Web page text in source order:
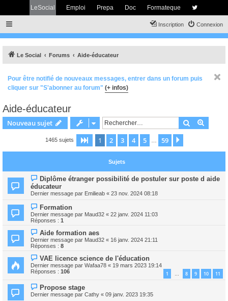
LeSocial Emploi Prepa Doc Formateque
Connexion
Inscription
Le Social Forums Aide-éducateur
Pour être notifié de nouveaux messages, entrer dans un forum puis
cliquer sur "S'abonner au forum" (+ infos)
Aide-éducateur
Nouveau sujet Rechercher
1465 sujets Page 1sur59
1 2 3 4 5 59
Sujets
Diplôme étranger possibilité de postuler sur poste d aide
éducateur
Dernier message par Emilieab « 23 nov. 2024 08:18
Formation
Dernier message par Maud32 « 22 janv. 2024 11:03
Réponses : 1
Aide formation aes
Dernier message par Maud32 « 16 janv. 2024 21:11
Réponses : 8
VAE licence science de l'éducation
Dernier message par Wafaa78 « 19 mars 2023 19:14
Réponses : 106 1 … 8 9 10 11
Propose stage
Dernier message par Cathy « 09 janv. 2023 19:35